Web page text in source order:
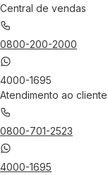
Central de vendas
0800-200-2000
4000-1695
Atendimento ao cliente
0800-701-2523
4000-1695